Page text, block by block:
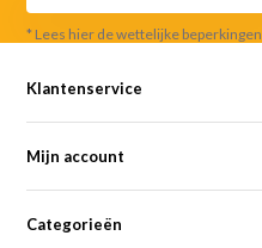
* Lees hier de wettelijke beperkingen
Klantenservice
Mijn account
Categorieën